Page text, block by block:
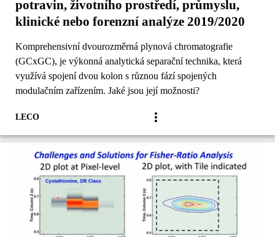
potravin, životního prostředí, průmyslu,
klinické nebo forenzní analýze 2019/2020
Komprehensivní dvourozměrná plynová chromatografie
(GCxGC), je výkonná analytická separační technika, která
využívá spojení dvou kolon s různou fází spojených
modulačním zařízením. Jaké jsou její možnosti?
LECO